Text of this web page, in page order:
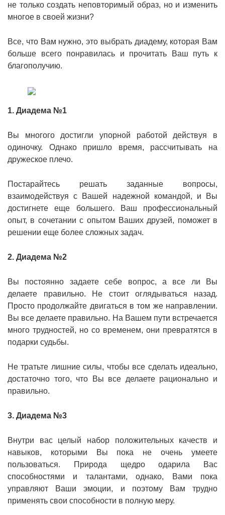
не только создать неповторимый образ, но и изменить
многое в своей жизни?
Все, что Вам нужно, это выбрать диадему, которая Вам
больше всего понравилась и прочитать Ваш путь к
благополучию.
1. Диадема №1
Вы многого достигли упорной работой действуя в
одиночку. Однако пришло время, рассчитывать на
дружеское плечо.
Постарайтесь решать заданные вопросы,
взаимодействуя с Вашей надежной командой, и Вы
достигнете еще большего. Ваш профессиональный
опыт, в сочетании с опытом Ваших друзей, поможет в
решении еще более сложных задач.
2. Диадема №2
Вы постоянно задаете себе вопрос, а все ли Вы
делаете правильно. Не стоит оглядываться назад.
Просто продолжайте двигаться в том же направлении.
Вы все делаете правильно. На Вашем пути встречается
много трудностей, но со временем, они превратятся в
подарки судьбы.
Не тратьте лишние силы, чтобы все сделать идеально,
достаточно того, что Вы все делаете рационально и
правильно.
3. Диадема №3
Внутри вас целый набор положительных качеств и
навыков, которыми Вы пока не очень умеете
пользоваться. Природа щедро одарила Вас
способностями и талантами, однако, Вами пока
управляют Ваши эмоции, и поэтому Вам трудно
применять свои способности в полную меру.